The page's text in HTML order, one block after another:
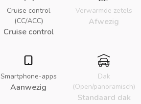
Cruise control
(CC/ACC)
Cruise control
Verwarmde zetels
Afwezig
Smartphone-apps
Aanwezig
Dak
(Open/panoramisch)
Standaard dak